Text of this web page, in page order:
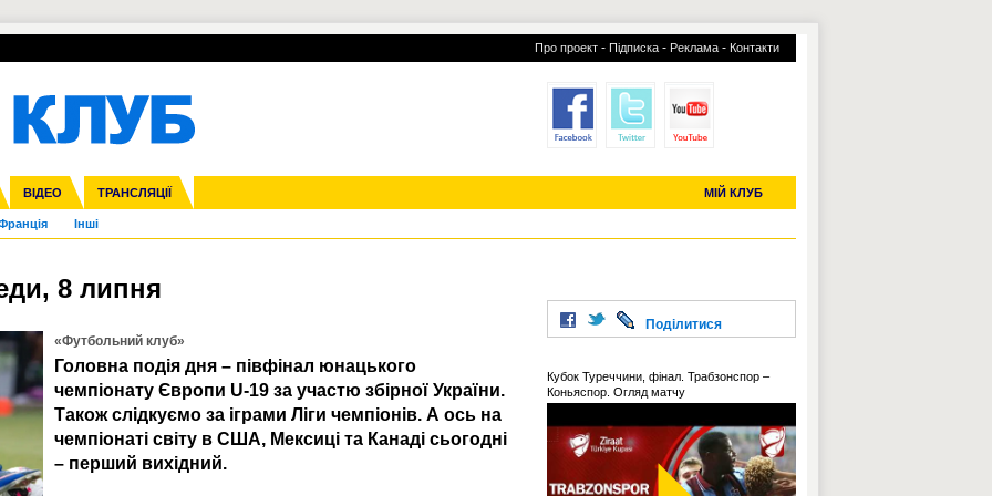
Про проект - Підписка - Реклама - Контакти
ВІДЕО ТРАНСЛЯЦІЇ МІЙ КЛУБ
ліга Кубок України Молодіжка
Ліга націй Ліга конференцій
Інші
ЧЄ-2015 (U-21)
УПЛ-ПЕРЕХОДИ УСІ ТРАНСФЕРИ
8 липня
«Футбольний клуб»
Головна подія дня – півфінал юнацького
чемпіонату Європи U-19 за участю збірної України.
Також слідкуємо за іграми Ліги чемпіонів. А ось на
чемпіонаті світу в США, Мексиці та Канаді cьогодні
– перший вихідний.
Поділитися
Кубок Туреччини, фінал. Трабзонспор –
Коньяспор. Огляд матчу